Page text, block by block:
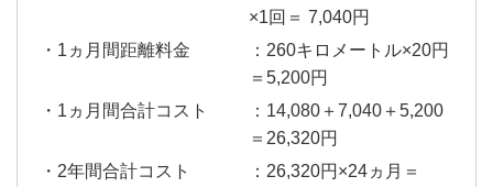
×1回＝ 7,040円
：260キロメートル×20円
＝5,200円
：14,080＋7,040＋5,200
＝26,320円
：26,320円×24ヵ月＝